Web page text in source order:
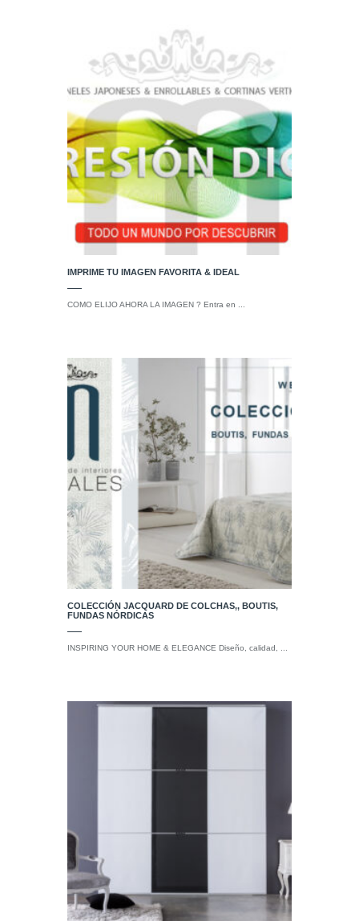
IMPRIME TU IMAGEN FAVORITA & IDEAL
COMO ELIJO AHORA LA IMAGEN ? Entra en ...
COLECCIÓN JACQUARD DE COLCHAS,, BOUTIS,
FUNDAS NÓRDICAS
INSPIRING YOUR HOME & ELEGANCE Diseño, calidad, ...